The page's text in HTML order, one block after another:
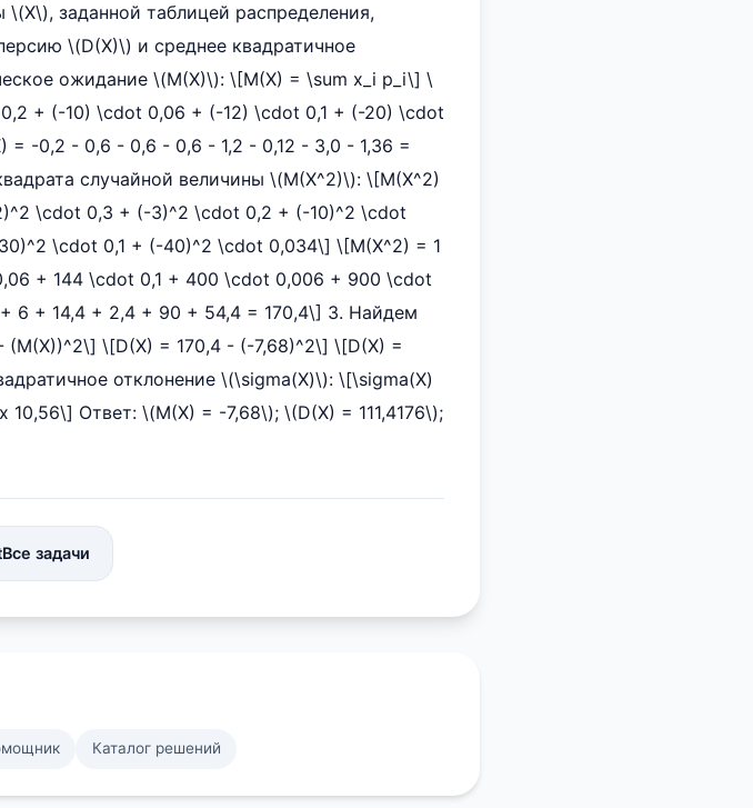
заданной таблицей распределения,
\(D(X)\) и среднее квадратичное
ожидание \(M(X)\): \[M(X) = \sum x_i p_i\] \
+ (-10) \cdot 0,06 + (-12) \cdot 0,1 + (-20) \cdot
-0,2 - 0,6 - 0,6 - 0,6 - 1,2 - 0,12 - 3,0 - 1,36 =
случайной величины \(M(X^2)\): \[M(X^2)
\cdot 0,3 + (-3)^2 \cdot 0,2 + (-10)^2 \cdot
\cdot 0,1 + (-40)^2 \cdot 0,034\] \[M(X^2) = 1
+ 144 \cdot 0,1 + 400 \cdot 0,006 + 900 \cdot
6 + 14,4 + 2,4 + 90 + 54,4 = 170,4\] 3. Найдем
\[D(X) = 170,4 - (-7,68)^2\] \[D(X) =
отклонение \(\sigma(X)\): \[\sigma(X)
Ответ: \(M(X) = -7,68\); \(D(X) = 111,4176\);
Все задачи
Каталог решений